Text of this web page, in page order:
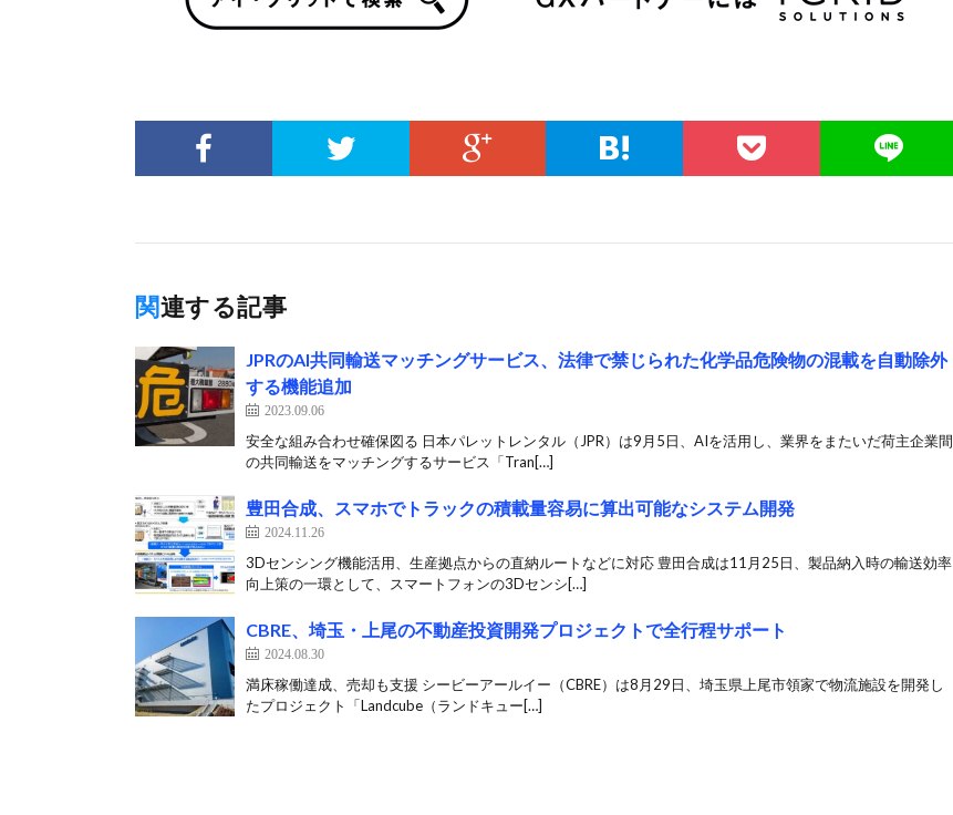
関連する記事
JPRのAI共同輸送マッチングサービス、法律で禁じられた化学品危険物の混載を自動除外
する機能追加
2023.09.06
安全な組み合わせ確保図る 日本パレットレンタル（JPR）は9月5日、AIを活用し、業界をまたいだ荷主企業間
の共同輸送をマッチングするサービス「Tran[…]
豊田合成、スマホでトラックの積載量容易に算出可能なシステム開発
2024.11.26
3Dセンシング機能活用、生産拠点からの直納ルートなどに対応 豊田合成は11月25日、製品納入時の輸送効率
向上策の一環として、スマートフォンの3Dセンシ[…]
CBRE、埼玉・上尾の不動産投資開発プロジェクトで全行程サポート
2024.08.30
満床稼働達成、売却も支援 シービーアールイー（CBRE）は8月29日、埼玉県上尾市領家で物流施設を開発し
たプロジェクト「Landcube（ランドキュー[…]